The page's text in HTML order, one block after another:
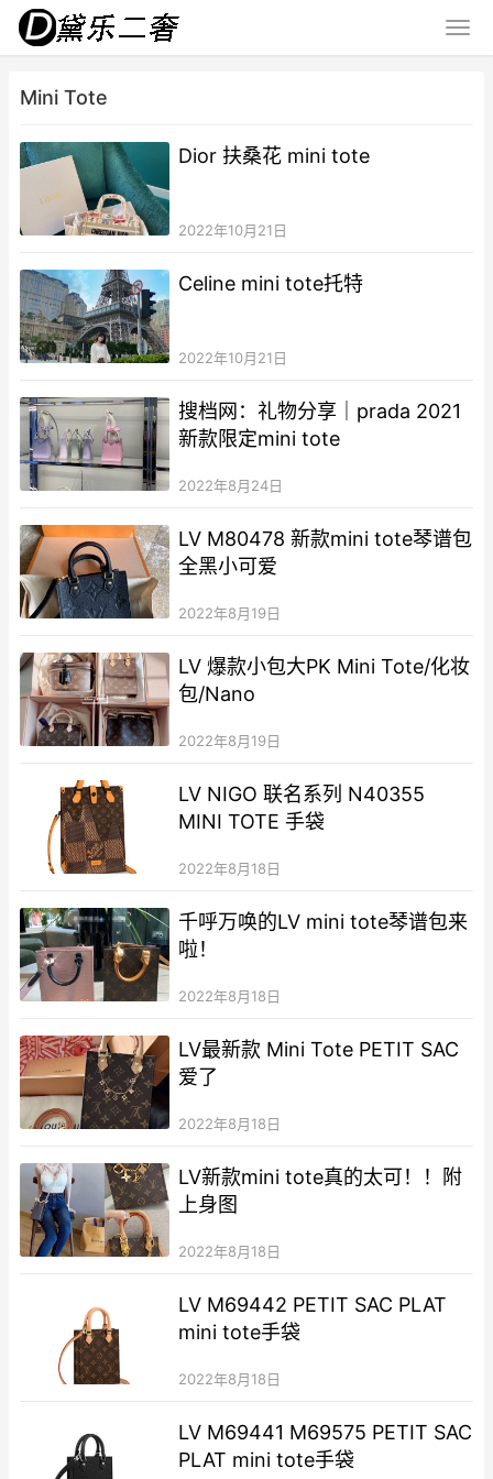
Mini Tote
Dior 扶桑花 mini tote
2022年10月21日
Celine mini tote托特
2022年10月21日
搜档网：礼物分享｜prada 2021
新款限定mini tote
2022年8月24日
LV M80478 新款mini tote琴谱包
全黑小可爱
2022年8月19日
LV 爆款小包大PK Mini Tote/化妆
包/Nano
2022年8月19日
LV NIGO 联名系列 N40355
MINI TOTE 手袋
2022年8月18日
千呼万唤的LV mini tote琴谱包来
啦！
2022年8月18日
LV最新款 Mini Tote PETIT SAC
爱了
2022年8月18日
LV新款mini tote真的太可！！附
上身图
2022年8月18日
LV M69442 PETIT SAC PLAT
mini tote手袋
2022年8月18日
LV M69441 M69575 PETIT SAC
PLAT mini tote手袋